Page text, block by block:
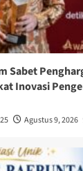
Sabet
Inovasi
Agustus 9, 2026